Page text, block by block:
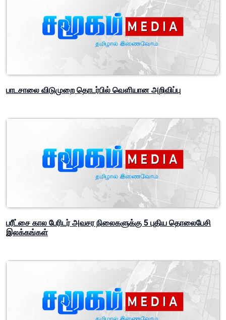
பாடசாலை விடுமுறை தொடர்பில் வௌியான அறிவிப்பு
பரீட்சை கால பேரிடர் அவசர நிலைகளுக்கு 5 புதிய தொலைபேசி
இலக்கங்கள்